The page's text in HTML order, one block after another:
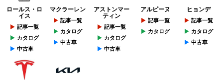
ロールス・ロ
イス
記事一覧
カタログ
中古車
マクラーレン
記事一覧
カタログ
中古車
アストンマー
ティン
記事一覧
カタログ
中古車
アルピーヌ
記事一覧
カタログ
ヒョンデ
記事一覧
カタログ
中古車